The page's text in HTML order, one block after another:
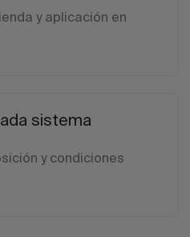
y aplicación en
sistema
y condiciones